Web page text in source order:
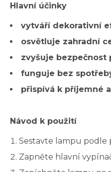
Hlavní účinky
vytváří dekorativní
osvětluje zahradní
zvyšuje bezpečnost
funguje bez
přispívá k příjemné
Návod k použití
Sestavte lampu podle
Zapněte hlavní